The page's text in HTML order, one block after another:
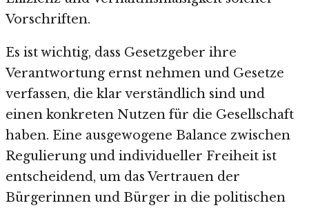
Vorschriften.
Es ist wichtig, dass Gesetzgeber ihre
Verantwortung ernst nehmen und Gesetze
verfassen, die klar verständlich sind und
einen konkreten Nutzen für die Gesellschaft
haben. Eine ausgewogene Balance zwischen
Regulierung und individueller Freiheit ist
entscheidend, um das Vertrauen der
Bürgerinnen und Bürger in die politischen